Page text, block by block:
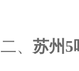
二、 苏州5